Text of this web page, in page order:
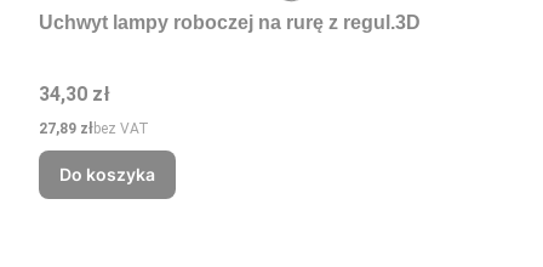
Uchwyt lampy roboczej na rurę z regul.3D
Cena
34,30 zł
Cena
27,89 złbez VAT
Do koszyka